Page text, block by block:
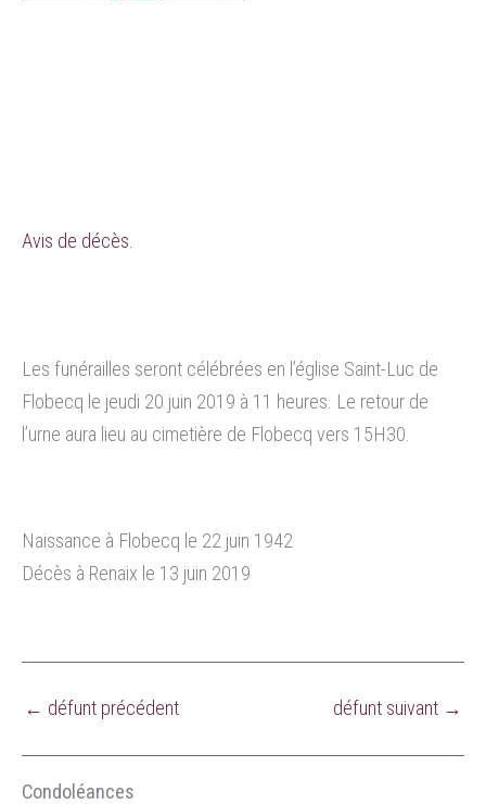
Avis de décès.
Les funérailles seront célébrées en l’église Saint-Luc de
Flobecq le jeudi 20 juin 2019 à 11 heures. Le retour de
l’urne aura lieu au cimetière de Flobecq vers 15H30.
Naissance à Flobecq le 22 juin 1942
Décès à Renaix le 13 juin 2019
← défunt précédent défunt suivant →
Condoléances